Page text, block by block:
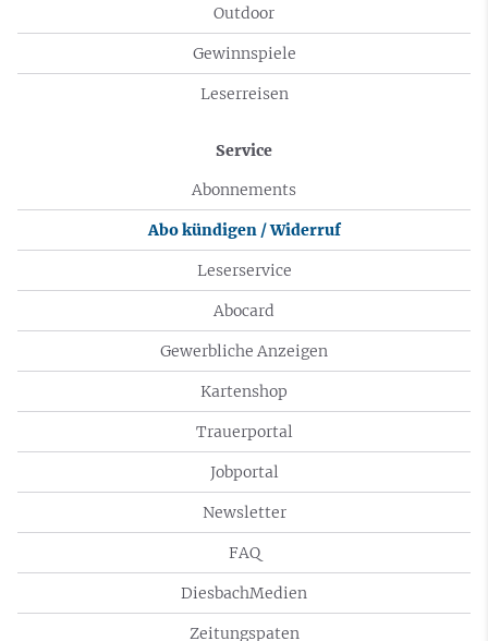
Outdoor
Gewinnspiele
Leserreisen
Service
Abonnements
Abo kündigen / Widerruf
Leserservice
Abocard
Gewerbliche Anzeigen
Kartenshop
Trauerportal
Jobportal
Newsletter
FAQ
DiesbachMedien
Zeitungspaten